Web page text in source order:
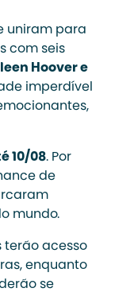
uniram para
com seis
Hoover e
imperdível
10/08. Por
de
mundo.
terão acesso
enquanto
se